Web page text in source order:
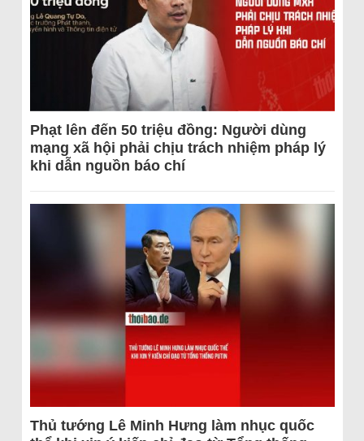
Phạt lên đến 50 triệu đồng: Người dùng
mạng xã hội phải chịu trách nhiệm pháp lý
khi dẫn nguồn báo chí
Thủ tướng Lê Minh Hưng làm nhục quốc